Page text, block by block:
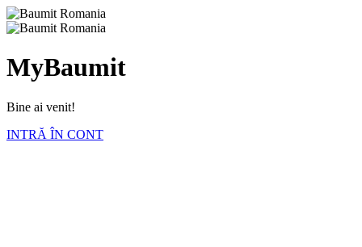
MyBaumit
Bine ai venit!
INTRĂ ÎN CONT